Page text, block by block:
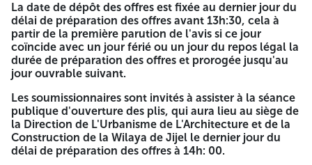
Pour le lot 02
Certificat de qualification et classification 02 (Trois)
et Plus Activité principale Travaux Publics avec code
Éclairage Public((347-4272) ou (348-4924)) ou
bâtiment avec code électricité((341-3911) ou (341-
3912)).
Capacités financières:La somme du chiffre d'affaire
des trois derniers années bilans 2022-2023-2024 ou
C20 des trois dernières années égale ou supérieure
1.000.000.00 DA.
La date de dépôt des offres est fixée au dernier jour du
délai de préparation des offres avant 13h:30, cela à
partir de la première parution de l'avis si ce jour
coïncide avec un jour férié ou un jour du repos légal la
durée de préparation des offres et prorogée jusqu'au
jour ouvrable suivant.
Les soumissionnaires sont invités à assister à la séance
publique d'ouverture des plis, qui aura lieu au siège de
la Direction de L'Urbanisme de L'Architecture et de la
Construction de la Wilaya de Jijel le dernier jour du
délai de préparation des offres à 14h: 00.